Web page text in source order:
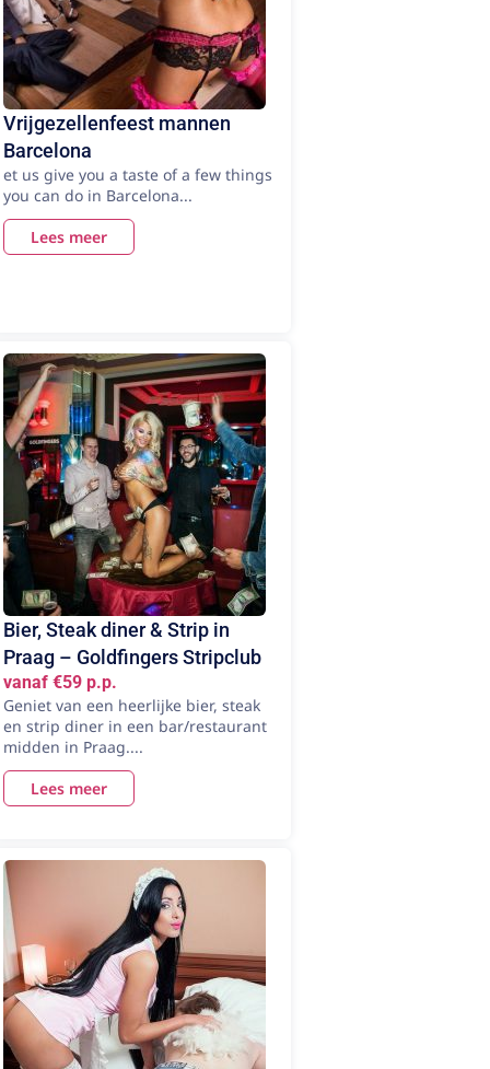
Vrijgezellenfeest mannen
Barcelona
et us give you a taste of a few things
you can do in Barcelona...
Lees meer
Bier, Steak diner & Strip in
Praag – Goldfingers Stripclub
vanaf €59 p.p.
Geniet van een heerlijke bier, steak
en strip diner in een bar/restaurant
midden in Praag....
Lees meer